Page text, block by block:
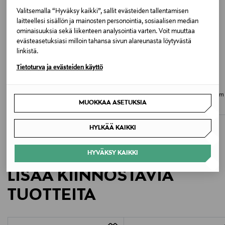
Valitsemalla “Hyväksy kaikki”, sallit evästeiden tallentamisen
laitteellesi sisällön ja mainosten personointia, sosiaalisen median
ominaisuuksia sekä liikenteen analysointia varten. Voit muuttaa
evästeasetuksiasi milloin tahansa sivun alareunasta löytyvästä
linkistä.
Tietoturva ja evästeiden käyttö
MUOKKAA ASETUKSIA
HYLKÄÄ KAIKKI
HYVÄKSY KAIKKI
OFF WHITE
Valmistajan tuotenumero
Damson Madder, 12 OVAL ROAD, NW1 7DH, London,
Digitaalinen osoite
info@damsonmadder.com
ETUKUPONKITUOTE
Caron t-paita
Otriangle Jacquard -huivi 75 x 177 cm
Original Price
19,90 €
LISÄÄ KIINNOSTAVIA
TUOTTEITA